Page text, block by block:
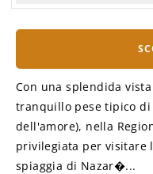
Con una splendida
tranquillo pese tipico di
dell'amore), nella
privilegiata per visitare
spiaggia di Nazar�...